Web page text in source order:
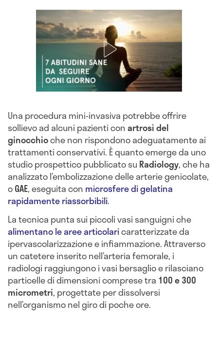
Una procedura mini-invasiva potrebbe offrire
sollievo ad alcuni pazienti conartrosi del
ginocchioche non rispondono adeguatamente ai
trattamenti conservativi. È quanto emerge da uno
studio prospettico pubblicato su Radiology, che ha
analizzato l’embolizzazione delle arterie genicolate,
oGAE, eseguita con microsfere di gelatina
rapidamente riassorbibili.
La tecnica punta sui piccoli vasi sanguigni che
alimentano le aree articolaricaratterizzate da
ipervascolarizzazione e infiammazione. Attraverso
un catetere inserito nell’arteria femorale, i
radiologi raggiungono i vasi bersaglio e rilasciano
particelle di dimensioni comprese tra 100 e 300
micrometri, progettate per dissolversi
nell’organismo nel giro di poche ore.